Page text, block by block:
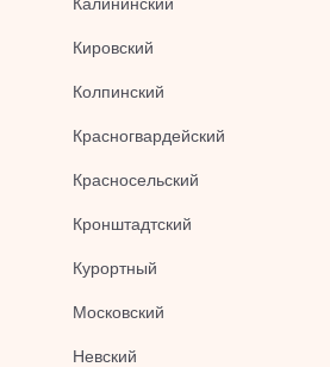
Кировский
Колпинский
Красногвардейский
Красносельский
Кронштадтский
Курортный
Московский
Невский